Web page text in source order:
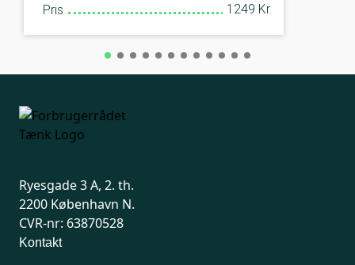
Pris 1249 Kr.
Ryesgade 3 A, 2. th.
2200 København N.
CVR-nr: 63870528
Kontakt